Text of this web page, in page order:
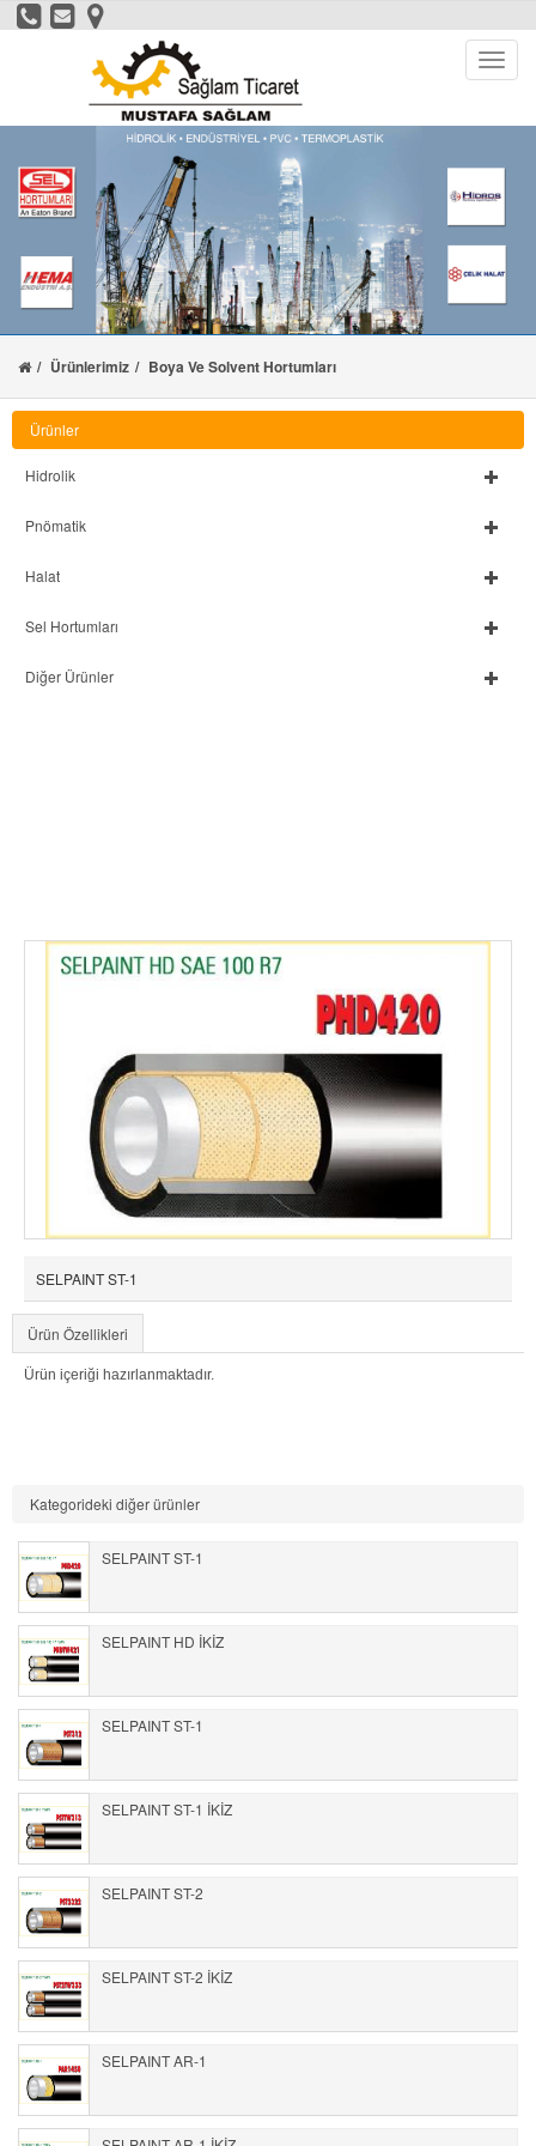
Ürünlerimiz Boya Ve Solvent Hortumları
Ürünler
Hidrolik
Pnömatik
Halat
Sel Hortumları
Diğer Ürünler
SELPAINT ST-1
Ürün Özellikleri
Ürün içeriği hazırlanmaktadır.
Kategorideki diğer ürünler
SELPAINT ST-1
SELPAINT HD İKİZ
SELPAINT ST-1
SELPAINT ST-1 İKİZ
SELPAINT ST-2
SELPAINT ST-2 İKİZ
SELPAINT AR-1